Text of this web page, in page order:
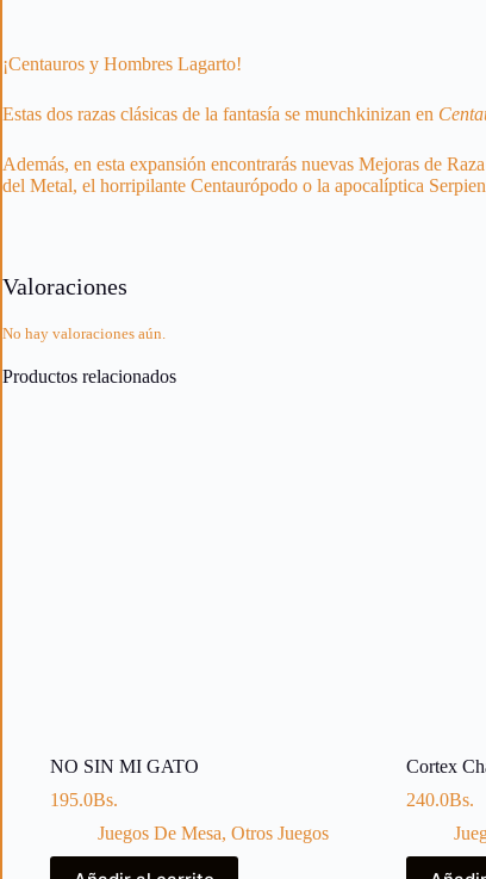
¡Centauros y Hombres Lagarto!
Estas dos razas clásicas de la fantasía se munchkinizan en
Además, en esta expansión encontrarás nuevas Mejoras de
del Metal, el horripilante Centaurópodo o la apocalíptica
Valoraciones
No hay valoraciones aún.
Productos relacionados
NO SIN MI GATO
195.0Bs.
Juegos De Mesa, Otros Juegos
Cortex
240.0Bs.